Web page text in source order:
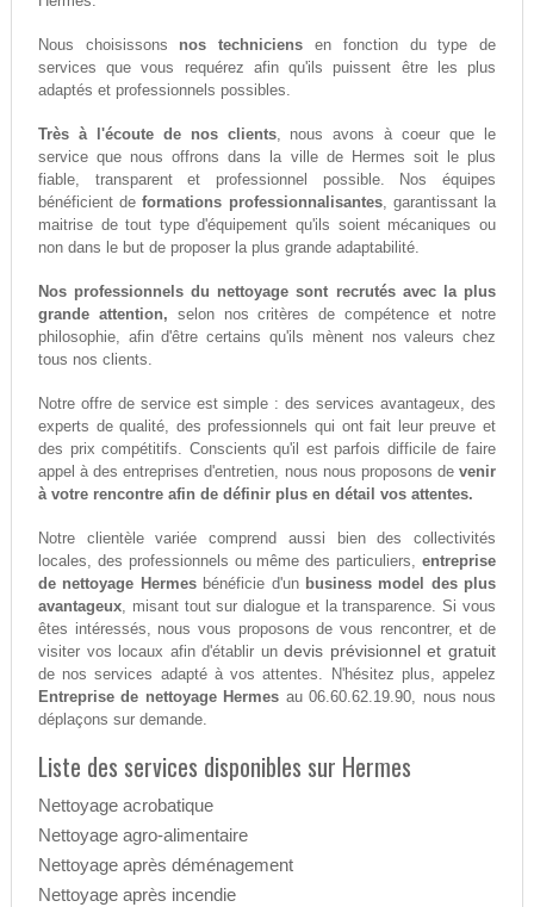
Nous choisissons nos techniciens en fonction du type de
services que vous requérez afin qu'ils puissent être les plus
adaptés et professionnels possibles.
Très à l'écoute de nos clients, nous avons à coeur que le
service que nous offrons dans la ville de Hermes soit le plus
fiable, transparent et professionnel possible. Nos équipes
bénéficient deformations professionnalisantes, garantissant la
maitrise de tout type d'équipement qu'ils soient mécaniques ou
non dans le but de proposer la plus grande adaptabilité.
Nos professionnels du nettoyage sont recrutés avec la plus
grande attention, selon nos critères de compétence et notre
philosophie, afin d'être certains qu'ils mènent nos valeurs chez
tous nos clients.
Notre offre de service est simple : des services avantageux, des
experts de qualité, des professionnels qui ont fait leur preuve et
des prix compétitifs. Conscients qu'il est parfois difficile de faire
appel à des entreprises d'entretien, nous nous proposons devenir
à votre rencontre afin de définir plus en détail vos attentes.
Notre clientèle variée comprend aussi bien des collectivités
locales, des professionnels ou même des particuliers,entreprise
de nettoyage Hermesbénéficie d'un business model des plus
avantageux, misant tout sur dialogue et la transparence. Si vous
êtes intéressés, nous vous proposons de vous rencontrer, et de
visiter vos locaux afin d'établir undevis prévisionnel et gratuit
de nos services adapté à vos attentes. N'hésitez plus, appelez
Entreprise de nettoyage Hermes au 06.60.62.19.90, nous nous
déplaçons sur demande.
Liste des services disponibles sur Hermes
Nettoyage acrobatique
Nettoyage agro-alimentaire
Nettoyage après déménagement
Nettoyage après incendie